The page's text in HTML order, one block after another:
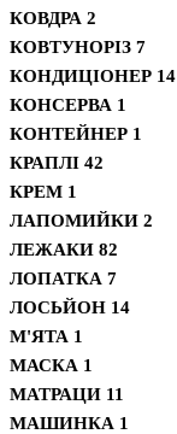
КОВДРА 2
КОВТУНОРІЗ 7
КОНДИЦІОНЕР 14
КОНСЕРВА 1
КОНТЕЙНЕР 1
КРАПЛІ 42
КРЕМ 1
ЛАПОМИЙКИ 2
ЛЕЖАКИ 82
ЛОПАТКА 7
ЛОСЬЙОН 14
М'ЯТА 1
МАСКА 1
МАТРАЦИ 11
МАШИНКА 1